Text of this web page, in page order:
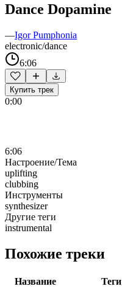
Dance Dopamine
—Igor Pumphonia
electronic/dance
6:06
Купить трек
0:00
6:06
Настроение/Тема
uplifting
clubbing
Инструменты
synthesizer
Другие теги
instrumental
Похожие треки
Название Теги